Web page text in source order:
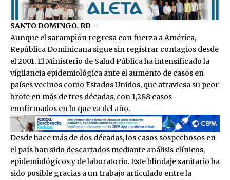
SANTO DOMINGO. RD –
Aunque el sarampión regresa con fuerza a América,
República Dominicana sigue sin registrar contagios desde
el 2001. El Ministerio de Salud Pública ha intensificado la
vigilancia epidemiológica ante el aumento de casos en
países vecinos como Estados Unidos, que atraviesa su peor
brote en más de tres décadas, con 1,288 casos
confirmados en lo que va del año.
Desde hace más de dos décadas, los casos sospechosos en
el país han sido descartados mediante análisis clínicos,
epidemiológicos y de laboratorio. Este blindaje sanitario ha
sido posible gracias a un trabajo articulado entre la